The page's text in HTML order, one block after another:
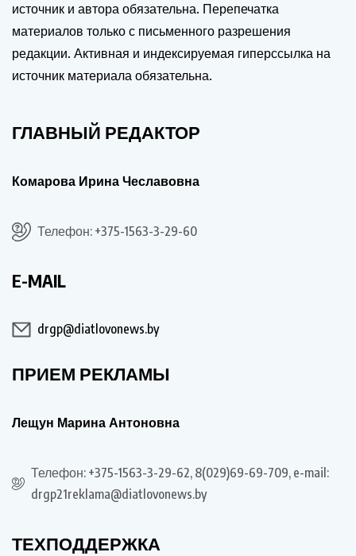
источник и автора обязательна. Перепечатка
материалов только с письменного разрешения
редакции. Активная и индексируемая гиперссылка на
источник материала обязательна.
ГЛАВНЫЙ РЕДАКТОР
Комарова Ирина Чеславовна
Телефон: +375-1563-3-29-60
E-MAIL
drgp@diatlovonews.by
ПРИЕМ РЕКЛАМЫ
Лещун Марина Антоновна
Телефон: +375-1563-3-29-62, 8(029)69-69-709, e-mail:
drgp21reklama@diatlovonews.by
ТЕХПОДДЕРЖКА